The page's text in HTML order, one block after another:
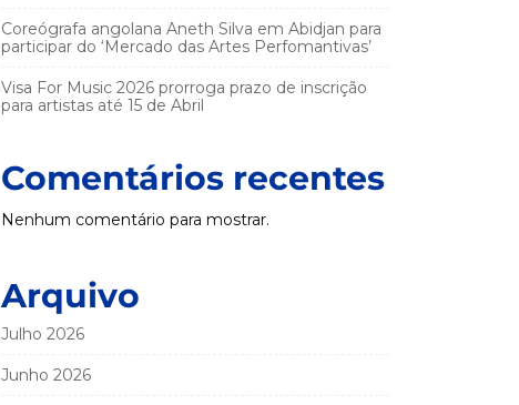
Coreógrafa angolana Aneth Silva em Abidjan para
participar do ‘Mercado das Artes Perfomantivas’
Visa For Music 2026 prorroga prazo de inscrição
para artistas até 15 de Abril
Comentários recentes
Nenhum comentário para mostrar.
Arquivo
Julho 2026
Junho 2026